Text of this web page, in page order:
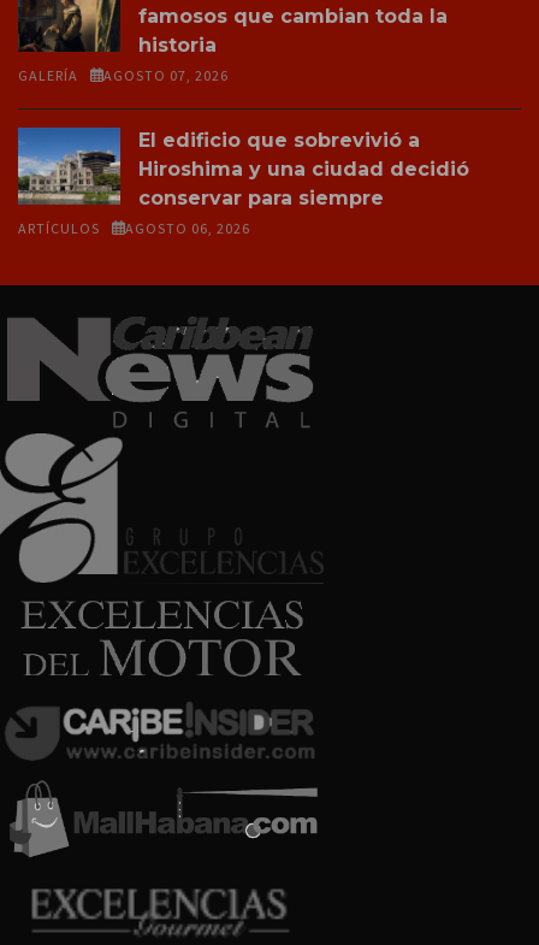
famosos que cambian toda la
historia
GALERÍA AGOSTO 07, 2026
El edificio que sobrevivió a
Hiroshima y una ciudad decidió
conservar para siempre
ARTÍCULOS AGOSTO 06, 2026